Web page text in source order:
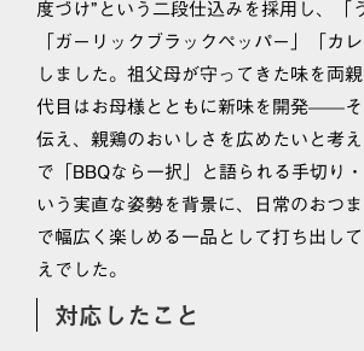
度づけ”という二段仕込みを採用し、「
「ガーリックブラックペッパー」「カ
しました。祖父母が守ってきた味を両
代目はお母様とともに新味を開発——
伝え、親鶏のおいしさを広めたいと考
で「BBQなら一択」と語られる手切り
いう実直な姿勢を背景に、日常のおつ
で幅広く楽しめる一品として打ち出し
えでした。
対応したこと